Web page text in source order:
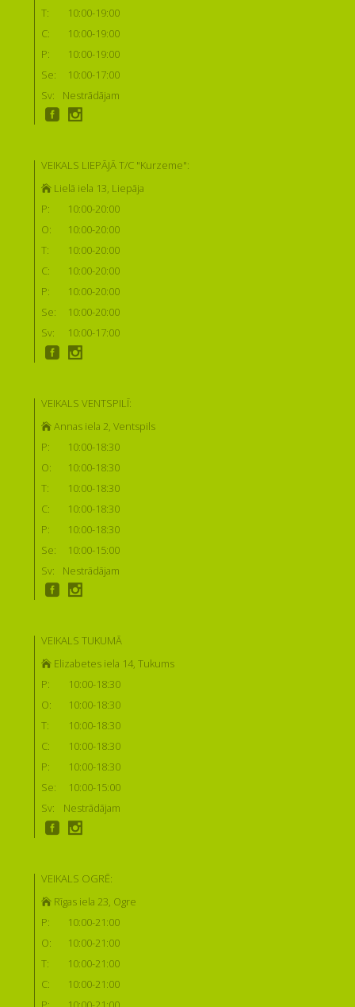
T:
10:00-19:00
C:
10:00-19:00
P:
10:00-19:00
Se:
10:00-17:00
Sv:
Nestrādājam
VEIKALS LIEPĀJĀ T/C "Kurzeme":
Lielā iela 13, Liepāja
P:
10:00-20:00
O:
10:00-20:00
T:
10:00-20:00
C:
10:00-20:00
P:
10:00-20:00
Se:
10:00-20:00
Sv:
10:00-17:00
VEIKALS VENTSPILĪ:
Annas iela 2, Ventspils
P:
10:00-18:30
O:
10:00-18:30
T:
10:00-18:30
C:
10:00-18:30
P:
10:00-18:30
Se:
10:00-15:00
Sv:
Nestrādājam
VEIKALS TUKUMĀ
Elizabetes iela 14, Tukums
P:
10:00-18:30
O:
10:00-18:30
T:
10:00-18:30
C:
10:00-18:30
P:
10:00-18:30
Se:
10:00-15:00
Sv:
Nestrādājam
VEIKALS OGRĒ:
Rīgas iela 23, Ogre
P:
10:00-21:00
O:
10:00-21:00
T:
10:00-21:00
C:
10:00-21:00